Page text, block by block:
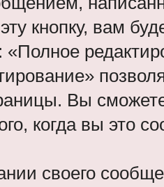
кнопку, вам
«Полное
Вы
когда вы это
своего